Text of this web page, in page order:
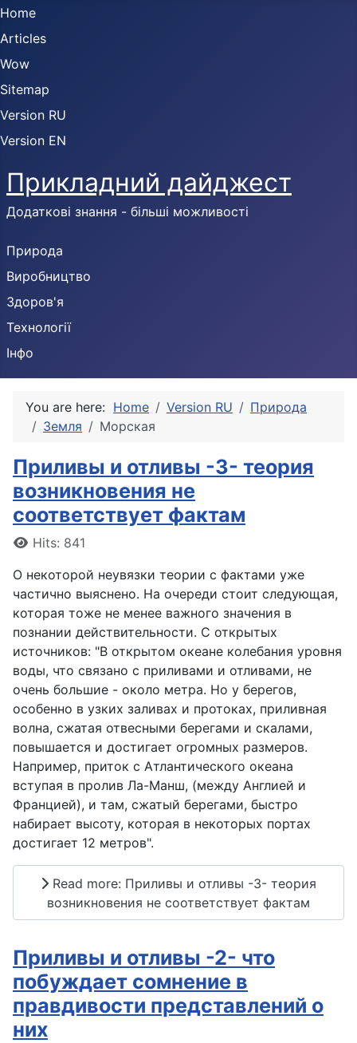
Home
Articles
Wow
Sitemap
Version RU
Version EN
Прикладний дайджест
Додаткові знання - більші можливості
Природа
Виробництво
Здоров'я
Технології
Інфо
You are here: Home Version RU
Природа
Земля
Морская
Приливы и отливы -3- теория
возникновения не
соответствует фактам
DetailsHits: 841
О некоторой неувязки теории с фактами уже
частично выяснено. На очереди стоит следующая,
которая тоже не менее важного значения в
познании действительности. С открытых
источников: "В открытом океане колебания уровня
воды, что связано с приливами и отливами, не
очень большие - около метра. Но у берегов,
особенно в узких заливах и протоках, приливная
волна, сжатая отвесными берегами и скалами,
повышается и достигает огромных размеров.
Например, приток с Атлантического океана
вступая в пролив Ла-Манш, (между Англией и
Францией), и там, сжатый берегами, быстро
набирает высоту, которая в некоторых портах
достигает 12 метров".
Read more: Приливы и отливы -3- теория
возникновения не соответствует фактам
Приливы и отливы -2- что
побуждает сомнение в
правдивости представлений о
них